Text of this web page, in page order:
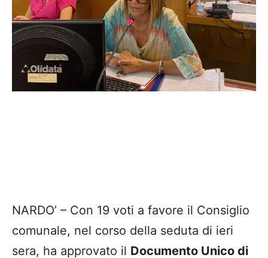
NARDO’ – Con 19 voti a favore il Consiglio
comunale, nel corso della seduta di ieri
sera, ha approvato il Documento Unico di